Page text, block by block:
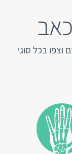
בכל סוגי